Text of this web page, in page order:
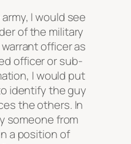
I would see
of the military
officer as
officer or sub-
I would put
identify the guy
the others. In
someone from
a position of